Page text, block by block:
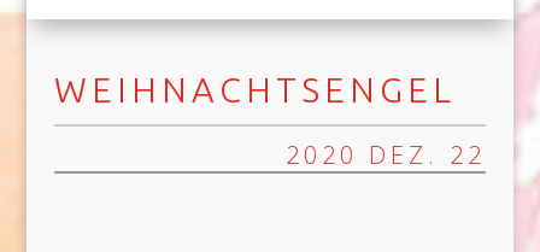
WEIHNACHTSENGEL
2020 DEZ. 22